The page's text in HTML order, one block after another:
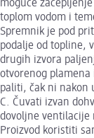
moguće
toplom vodom i
Spremnik je pod
podalje od topline,
drugih izvora
otvorenog
paliti, čak ni nakon
C. Čuvati izvan
dovoljne ventilacije
Proizvod koristiti